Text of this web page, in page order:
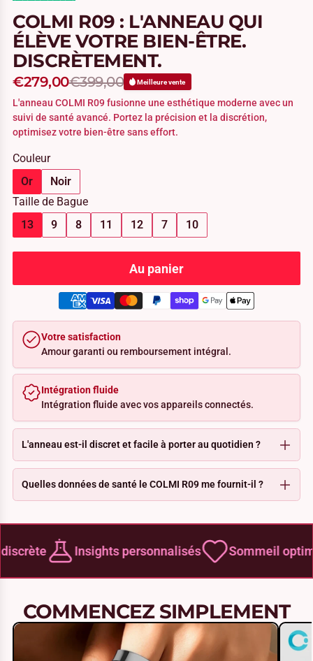
COLMI R09 : L'ANNEAU QUI
ÉLÈVE VOTRE BIEN-ÊTRE.
DISCRÈTEMENT.
€279,00€399,00 Meilleure vente
L'anneau COLMI R09 fusionne une esthétique moderne avec un
suivi de santé avancé. Portez la précision et la discrétion,
optimisez votre bien-être sans effort.
Couleur
Or
Noir
Taille de Bague
13
9 8 11 12 7 10
Au panier
Votre satisfaction
Amour garanti ou remboursement intégral.
Intégration fluide
Intégration fluide avec vos appareils connectés.
L'anneau est-il discret et facile à porter au quotidien ?
Quelles données de santé le COLMI R09 me fournit-il ?
Insights personnalisés Sommeil
COMMENCEZ SIMPLEMENT